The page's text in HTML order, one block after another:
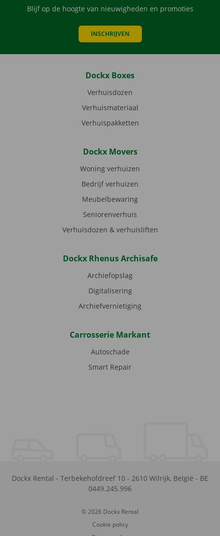
Blijf op de hoogte van nieuwigheden en promoties
INSCHRIJVEN
Dockx Boxes
Verhuisdozen
Verhuismateriaal
Verhuispakketten
Dockx Movers
Woning verhuizen
Bedrijf verhuizen
Meubelbewaring
Seniorenverhuis
Verhuisdozen & verhuisliften
Dockx Rhenus Archisafe
Archiefopslag
Digitalisering
Archiefvernietiging
Carrosserie Markant
Autoschade
Smart Repair
Dockx Rental - Terbekehofdreef 10 - 2610 Wilrijk, België - BE
0449.245.996
© 2026 Dockx Rental
Cookie policy